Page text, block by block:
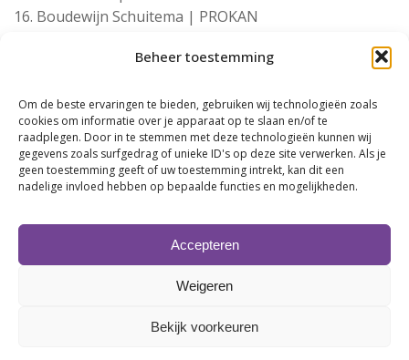
Beheer toestemming
Om de beste ervaringen te bieden, gebruiken wij technologieën zoals
cookies om informatie over je apparaat op te slaan en/of te
raadplegen. Door in te stemmen met deze technologieën kunnen wij
gegevens zoals surfgedrag of unieke ID's op deze site verwerken. Als je
geen toestemming geeft of uw toestemming intrekt, kan dit een
nadelige invloed hebben op bepaalde functies en mogelijkheden.
Accepteren
Weigeren
Bekijk voorkeuren
Boudewijn Schuitema | PROKAN
Michel Jonkman | Sollie.Comm
Rolf Krist | INQAR Dallinga Autoverhuur & Shortlease
André Hofman | Slagerij Hofman
Hans Setz | Setz Specerijen
Harry Geerlings | MAIN Energie